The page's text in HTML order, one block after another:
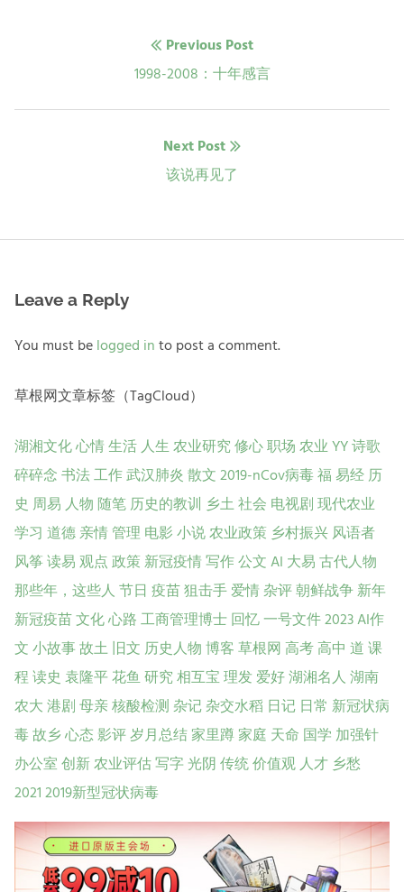
导
Previous Post
Previous
1998-2008：十年感言
Next Post
Next
该说再见了
Leave a Reply
You must belogged into post a comment.
草根网文章标签（TagCloud）
湖湘文化心情生活人生农业研究修心职场农业YY诗歌
碎碎念书法工作武汉肺炎散文2019-nCov病毒福易经历
史 周易人物随笔历史的教训 乡土社会 电视剧现代农业
学习 道德亲情管理电影小说农业政策乡村振兴风语者
风筝读易观点政策新冠疫情写作公文AI 大易古代人物
那些年，这些人节日 疫苗狙击手爱情杂评朝鲜战争新年
新冠疫苗文化心路工商管理博士回忆一号文件2023AI作
文小故事故土旧文 历史人物博客草根网高考高中 道课
程读史袁隆平花鱼研究相互宝理发爱好湖湘名人湖南
农大港剧母亲核酸检测杂记杂交水稻 日记 日常 新冠状病
毒故乡心态影评岁月总结家里蹲家庭 天命 国学 加强针
办公室创新农业评估写字光阴传统价值观人才乡愁
20212019新型冠状病毒